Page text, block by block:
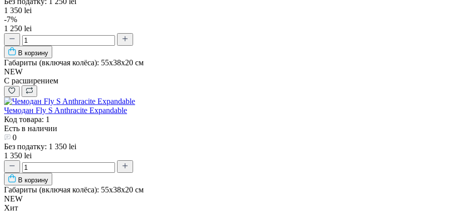
1 350 lei
-7%
1 250 lei
В корзину
Габариты (включая колёса): 55х38х20 см
NEW
С расширением
Чемодан Fly S Anthracite Expandable
Код товара: 1
Есть в наличии
0
Без податку: 1 350 lei
1 350 lei
В корзину
Габариты (включая колёса): 55х38х20 см
NEW
Хит